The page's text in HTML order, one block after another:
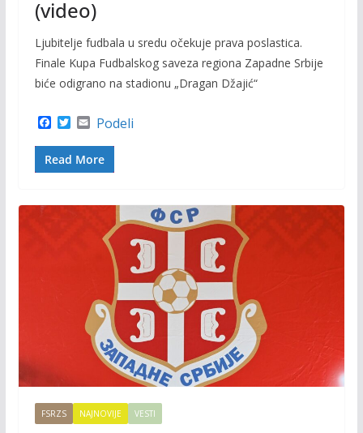
(video)
Ljubitelje fudbala u sredu očekuje prava poslastica.
Finale Kupa Fudbalskog saveza regiona Zapadne Srbije
biće odigrano na stadionu „Dragan Džajić“
F
a
c
e
b
T
w
i
t
t
E
m
a
i
l
Podeli
Read More
FSRZS NAJNOVIJE VESTI